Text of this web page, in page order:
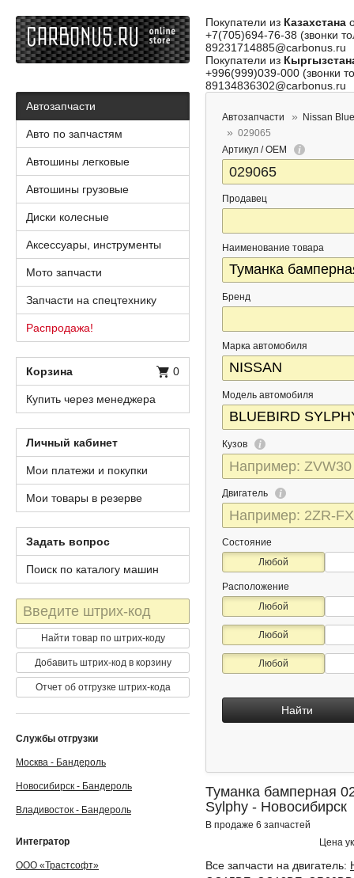
Покупатели из Казахстана
+7(705)694-76-38 (звонки
89231714885@carbonus.ru
Покупатели из
+996(999)039-000 (звонки
89134836302@carbonus.ru
Автозапчасти
Nissan
029065
Артикул / OEM
Продавец
Наименование товара
Бренд
Марка автомобиля
Модель автомобиля
Кузов
Двигатель
Состояние
Любой
Расположение
Любой
Любой
Любой
Найти
Туманка бамперная
Sylphy - Новосибирск
В продаже 6 запчастей
Цена
Все запчасти на двигатель:
Автозапчасти
Авто по запчастям
Автошины легковые
Автошины грузовые
Диски колесные
Аксессуары, инструменты
Мото запчасти
Запчасти на спецтехнику
Распродажа!
Корзина 0
Купить через менеджера
Личный кабинет
Мои платежи и покупки
Мои товары в резерве
Задать вопрос
Поиск по каталогу машин
Штрих-
код
Найти товар по штрих-коду
Добавить штрих-код в корзину
Отчет об отгрузке штрих-кода
Службы отгрузки
Москва - Бандероль
Новосибирск - Бандероль
Владивосток - Бандероль
Интегратор
ООО «Трастсофт»